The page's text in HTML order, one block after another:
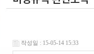
작성일 : 15-05-14 15:33